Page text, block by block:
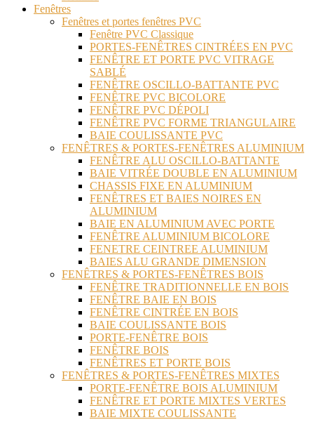
Fenêtres
Fenêtres et portes fenêtres PVC
Fenêtre PVC Classique
PORTES-FENÊTRES CINTRÉES EN PVC
FENÊTRE ET PORTE PVC VITRAGE
SABLÉ
FENÊTRE OSCILLO-BATTANTE PVC
FENÊTRE PVC BICOLORE
FENÊTRE PVC DÉPOLI
FENÊTRE PVC FORME TRIANGULAIRE
BAIE COULISSANTE PVC
FENÊTRES & PORTES-FENÊTRES ALUMINIUM
FENÊTRE ALU OSCILLO-BATTANTE
BAIE VITRÉE DOUBLE EN ALUMINIUM
CHASSIS FIXE EN ALUMINIUM
FENÊTRES ET BAIES NOIRES EN
ALUMINIUM
BAIE EN ALUMINIUM AVEC PORTE
FENÊTRE ALUMINIUM BICOLORE
FENETRE CEINTREE ALUMINIUM
BAIES ALU GRANDE DIMENSION
FENÊTRES & PORTES-FENÊTRES BOIS
FENÊTRE TRADITIONNELLE EN BOIS
FENÊTRE BAIE EN BOIS
FENÊTRE CINTRÉE EN BOIS
BAIE COULISSANTE BOIS
PORTE-FENÊTRE BOIS
FENÊTRE BOIS
FENÊTRES ET PORTE BOIS
FENÊTRES & PORTES-FENÊTRES MIXTES
PORTE-FENÊTRE BOIS ALUMINIUM
FENÊTRE ET PORTE MIXTES VERTES
BAIE MIXTE COULISSANTE